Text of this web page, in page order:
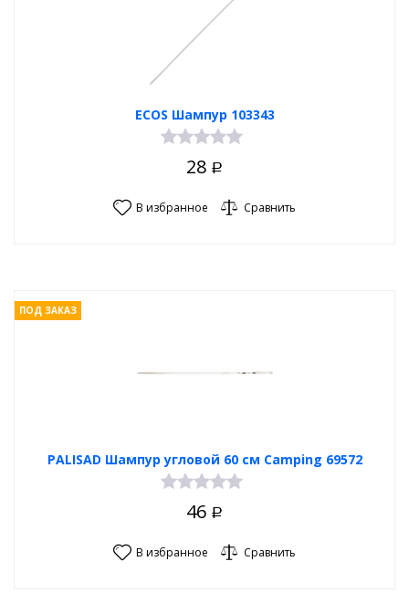
ECOS Шампур 103343
28 Р
В избранное Сравнить
PALISAD Шампур угловой 60 см Camping 69572
ПОД ЗАКАЗ
46 Р
В избранное Сравнить